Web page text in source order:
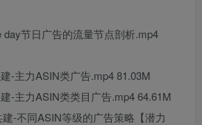
节日广告的流量节点剖析.mp4
-主力ASIN类广告.mp4 81.03M
-主力ASIN类类目广告.mp4 64.61M
-不同ASIN等级的广告策略【潜力